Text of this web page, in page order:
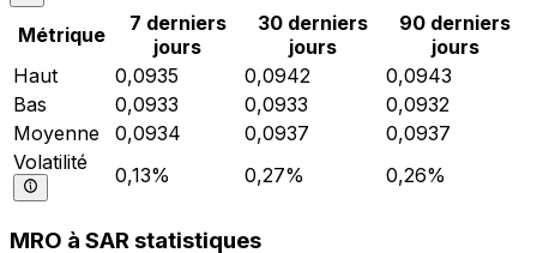
Métrique
7 derniers
jours
30 derniers
jours
90 derniers
jours
Haut
0,0935 0,0942
0,0943
Bas
0,0933 0,0933
0,0932
Moyenne
0,0934 0,0937
0,0937
Volatilité
0,13% 0,27% 0,26%
MRO à SAR statistiques